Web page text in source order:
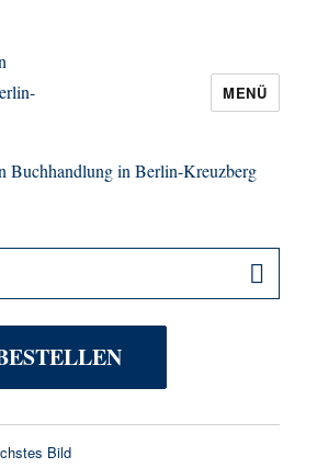
Buchhandlung in
MENÜ
Bild